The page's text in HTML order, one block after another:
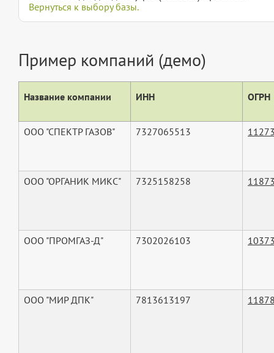
Вернуться к выбору базы.
Пример компаний (демо)
Название компании ИНН ОГРН
ООО "СПЕКТР ГАЗОВ" 7327065513
ООО "ОРГАНИК МИКС" 7325158258
ООО "ПРОМГАЗ-Д" 7302026103
ООО "МИР ДПК" 7813613197